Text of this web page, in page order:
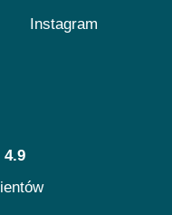
Instagram
4.9